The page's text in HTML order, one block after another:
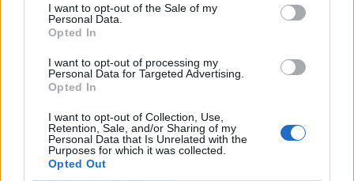
I want to opt-out of the Sale of my
Personal Data.
Opted In
I want to opt-out of processing my
Personal Data for Targeted Advertising.
Opted In
I want to opt-out of Collection, Use,
Retention, Sale, and/or Sharing of my
Personal Data that Is Unrelated with the
Purposes for which it was collected.
Opted Out
Deseu el meu nom, el correu electrònic i el lloc web en
aquest navegador per a la propera vegada que comenti.
Captcha7 * 3 = ?